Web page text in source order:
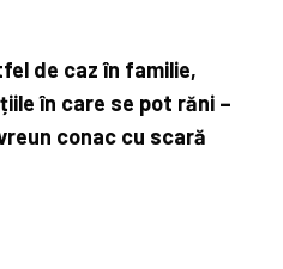
de caz în familie,
în care se pot răni –
conac cu scară